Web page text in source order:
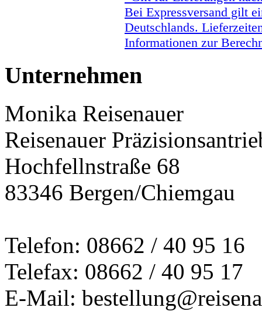
Bei Expressversand gilt
Deutschlands.
Informationen zur
Unternehmen
Monika Reisenauer
Reisenauer
Hochfellnstraße 68
83346 Bergen/Chiemgau
Telefon: 08662 / 40 95 16
Telefax: 08662 / 40 95 17
E-Mail: